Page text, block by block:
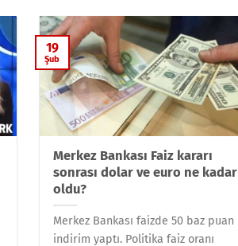
Merkez Bankası Faiz kararı
sonrası dolar ve euro ne kadar
oldu?
Merkez Bankası faizde 50 baz puan
indirim yaptı. Politika faiz oranı
19
Şub